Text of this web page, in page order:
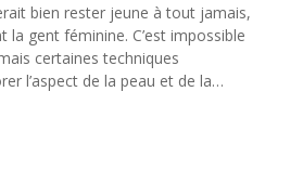
bien rester jeune à tout jamais,
gent féminine. C’est impossible
certaines techniques
l’aspect de la peau et de la…